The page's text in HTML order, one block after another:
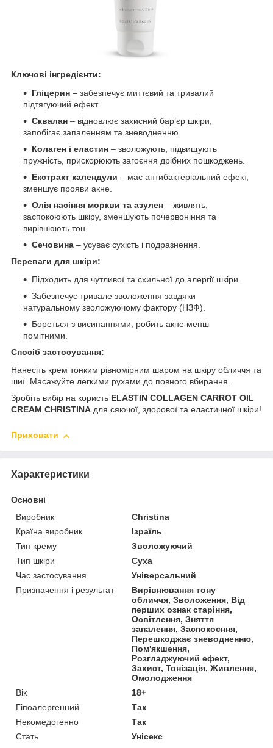
Ключові інгредієнти:
Гліцерин – забезпечує миттєвий та тривалий
підтягуючий ефект.
Сквалан – відновлює захисний бар’єр шкіри,
запобігає запаленням та зневодненню.
Колаген і еластин – зволожують, підвищують
пружність, прискорюють загоєння дрібних пошкоджень.
Екстракт календули – має антибактеріальний ефект,
зменшує прояви акне.
Олія насіння моркви та азулен – живлять,
заспокоюють шкіру, зменшують почервоніння та
вирівнюють тон.
Сечовина – усуває сухість і подразнення.
Переваги для шкіри:
Підходить для чутливої та схильної до алергії шкіри.
Забезпечує тривале зволоження завдяки
натуральному зволожуючому фактору (НЗФ).
Бореться з висипаннями, робить акне менш
помітними.
Спосіб застосування:
Нанесіть крем тонким рівномірним шаром на шкіру обличчя та
шиї. Масажуйте легкими рухами до повного вбирання.
Зробіть вибір на користь ELASTIN COLLAGEN CARROT OIL
CREAM CHRISTINA для сяючої, здорової та еластичної шкіри!
Приховати
Характеристики
Основні
Виробник
Christina
Країна виробник
Ізраїль
Тип крему
Зволожуючий
Тип шкіри
Суха
Час застосування
Універсальний
Призначення і результат
Вирівнювання тону
обличчя, Зволоження, Від
перших ознак старіння,
Освітлення, Зняття
запалення, Заспокоєння,
Перешкоджає зневодненню,
Пом'якшення,
Розгладжуючий ефект,
Захист, Тонізація, Живлення,
Омолодження
Вік
18+
Гіпоалергенний
Так
Некомедогенно
Так
Стать
Унісекс